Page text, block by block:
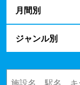
月間別
ジャンル別